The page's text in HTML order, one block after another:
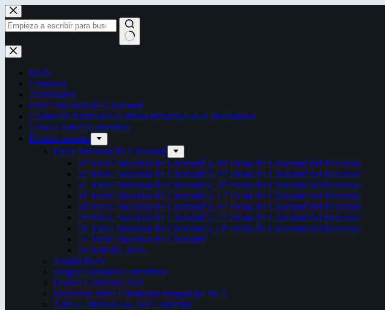
Saltar
al
contenido
Sin
resultados
Inicio
Contactos
Autoridades
Fiesta Nacional del Chamamé
Chamamé: Patrimonio Cultural Inmaterial de la Humanidad
Censo Cultural Correntino
Eventos anuales
Fiesta Nacional del Chamamé
34ª Fiesta Nacional del Chamamé y 20ª Fiesta del Chamamé del Mercosur
33ª Fiesta Nacional del Chamamé y 19ª Fiesta del Chamamé del Mercosur
32ª Fiesta Nacional del Chamamé y 18ª Fiesta del Chamamé del Mercosur
31ª Fiesta Nacional del Chamamé y 17ª Fiesta del Chamamé del Mercosur
30ª Fiesta Nacional del Chamamé y 16ª Fiesta del Chamamé del Mercosur
29ª Fiesta Nacional del Chamamé y 15ª Fiesta del Chamamé del Mercosur
28ª Fiesta Nacional del Chamamé y 14ª Fiesta del Chamamé del Mercosur
27ª Fiesta Nacional del Chamamé
26ª Edición. 2016.
Taragüi Rock
Juegos Culturales Correntinos
Festival Corrientes Jazz
Encuentro sobre Patrimonio Integral del NEA
ArteCo. Mercado de Arte Corrientes